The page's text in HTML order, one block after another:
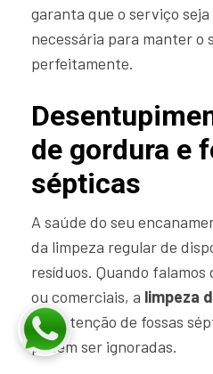
garanta que o serviço
necessária para manter o
perfeitamente.
de gordura e
sépticas
A saúde do seu
da limpeza regular de
resíduos. Quando
ou comerciais, a limpeza
manutenção de fossas
podem ser ignoradas.